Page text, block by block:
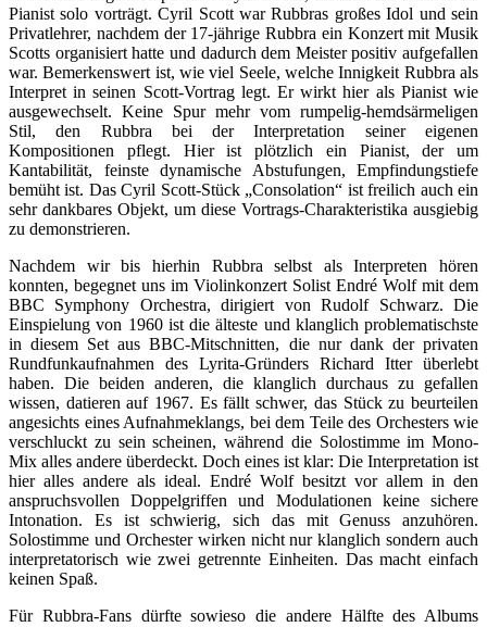
Pianist solo vorträgt. Cyril Scott war Rubbras großes Idol und sein
Privatlehrer, nachdem der 17-jährige Rubbra ein Konzert mit Musik
Scotts organisiert hatte und dadurch dem Meister positiv aufgefallen
war. Bemerkenswert ist, wie viel Seele, welche Innigkeit Rubbra als
Interpret in seinen Scott-Vortrag legt. Er wirkt hier als Pianist wie
ausgewechselt. Keine Spur mehr vom rumpelig-hemdsärmeligen
Stil, den Rubbra bei der Interpretation seiner eigenen
Kompositionen pflegt. Hier ist plötzlich ein Pianist, der um
Kantabilität, feinste dynamische Abstufungen, Empfindungstiefe
bemüht ist. Das Cyril Scott-Stück „Consolation“ ist freilich auch ein
sehr dankbares Objekt, um diese Vortrags-Charakteristika ausgiebig
zu demonstrieren.
Nachdem wir bis hierhin Rubbra selbst als Interpreten hören
konnten, begegnet uns im Violinkonzert Solist Endré Wolf mit dem
BBC Symphony Orchestra, dirigiert von Rudolf Schwarz. Die
Einspielung von 1960 ist die älteste und klanglich problematischste
in diesem Set aus BBC-Mitschnitten, die nur dank der privaten
Rundfunkaufnahmen des Lyrita-Gründers Richard Itter überlebt
haben. Die beiden anderen, die klanglich durchaus zu gefallen
wissen, datieren auf 1967. Es fällt schwer, das Stück zu beurteilen
angesichts eines Aufnahmeklangs, bei dem Teile des Orchesters wie
verschluckt zu sein scheinen, während die Solostimme im Mono-
Mix alles andere überdeckt. Doch eines ist klar: Die Interpretation ist
hier alles andere als ideal. Endré Wolf besitzt vor allem in den
anspruchsvollen Doppelgriffen und Modulationen keine sichere
Intonation. Es ist schwierig, sich das mit Genuss anzuhören.
Solostimme und Orchester wirken nicht nur klanglich sondern auch
interpretatorisch wie zwei getrennte Einheiten. Das macht einfach
keinen Spaß.
Für Rubbra-Fans dürfte sowieso die andere Hälfte des Albums